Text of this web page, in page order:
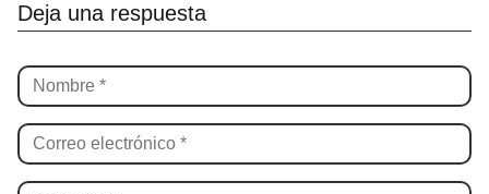
Deja una respuesta